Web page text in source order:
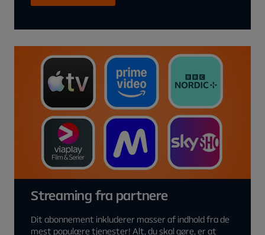
Streaming fra partnere
Dit abonnement inkluderer masser af indhold fra de
mest populære tjenester! Alt, du skal gøre, er at